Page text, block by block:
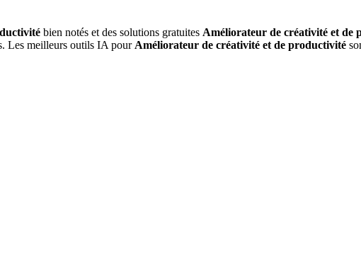
bien notés et des solutions gratuites Améliorateur de créativité et de
Les meilleurs outils IA pour Améliorateur de créativité et de productivité